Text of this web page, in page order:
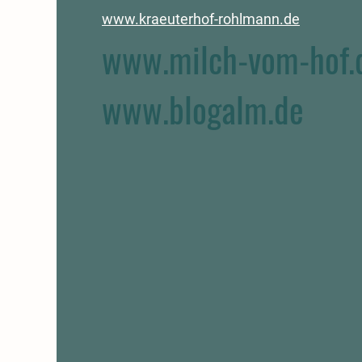
www.kraeuterhof-rohlmann.de
www.milch-vom-
www.blogalm.de